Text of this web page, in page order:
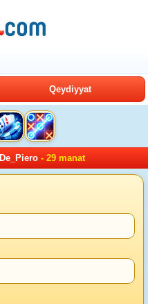
Qeydiyyat
De_Piero- 29 manat